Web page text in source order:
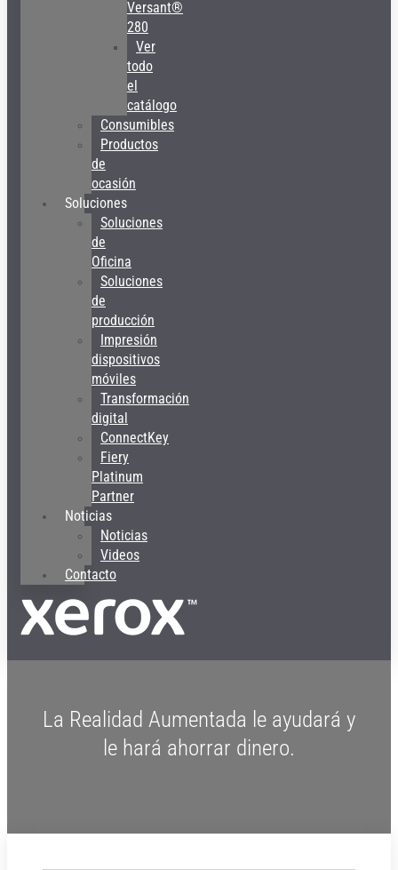
Versant®
280
Ver
todo
el
catálogo
Consumibles
Productos
de
ocasión
Soluciones
Soluciones
de
Oficina
Soluciones
de
producción
Impresión
dispositivos
móviles
Transformación
digital
ConnectKey
Fiery
Platinum
Partner
Noticias
Noticias
Videos
Contacto
La Realidad Aumentada le ayudará y
le hará ahorrar dinero.